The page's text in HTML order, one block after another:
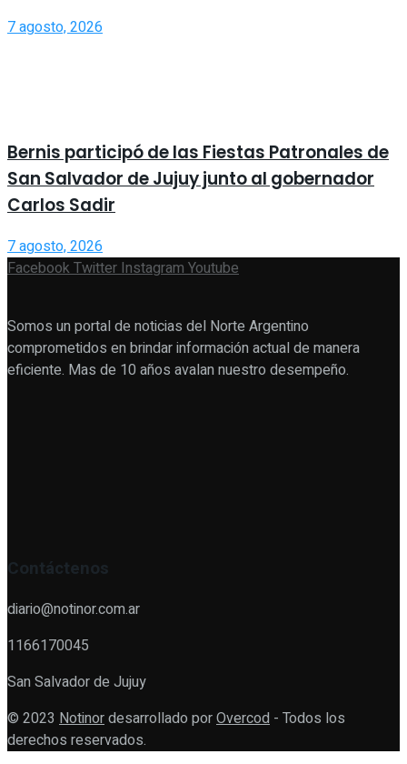
7 agosto, 2026
Bernis participó de las Fiestas Patronales de
San Salvador de Jujuy junto al gobernador
Carlos Sadir
7 agosto, 2026
FacebookTwitterInstagramYoutube
Somos un portal de noticias del Norte Argentino
comprometidos en brindar información actual de manera
eficiente. Mas de 10 años avalan nuestro desempeño.
Contáctenos
diario@notinor.com.ar
1166170045
San Salvador de Jujuy
© 2023 Notinordesarrollado porOvercod - Todos los
derechos reservados.